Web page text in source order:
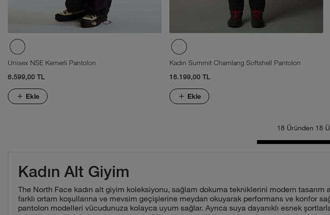
Unisex NSE Kemerli Pantolon
6.599,00 TL
Ekle
Kadın Summit Chamlang Softshell Pantolon
16.199,00 TL
Ekle
18 Üründen 18
Kadın Alt Giyim
The North Face kadın alt giyim koleksiyonu, sağlam dokuma tekniklerini modern
farklı ortam koşullarına ve mevsim geçişlerine meydan okuyarak performans ve konfor
pantolon modelleri vücudunuza kolayca uyum sağlar. Ayrıca suya dayanıklı esnek